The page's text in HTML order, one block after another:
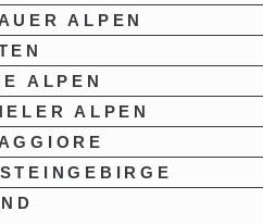
ALPEN
ALPEN
ALPEN